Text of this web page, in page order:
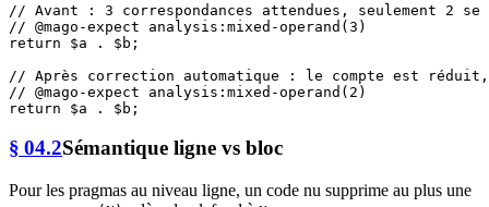
// Avant : 3 correspondances attendues, seulement 2
// @mago-expect analysis:mixed-operand(3)
return
$a . $b ;
// Après correction automatique : le compte est
// @mago-expect analysis:mixed-operand(2)
return
$a . $b
§ 04.2Sémantique ligne vs bloc
Pour les pragmas au niveau ligne, un code nu supprime au plus une